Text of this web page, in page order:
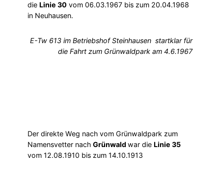
die Linie 30 vom 06.03.1967 bis zum 20.04.1968
in Neuhausen.
E-Tw 613 im Betriebshof Steinhausen startklar für
die Fahrt zum Grünwaldpark am 4.6.1967
Der direkte Weg nach vom Grünwaldpark zum
Namensvetter nach Grünwaldwar die Linie 35
vom 12.08.1910 bis zum 14.10.1913